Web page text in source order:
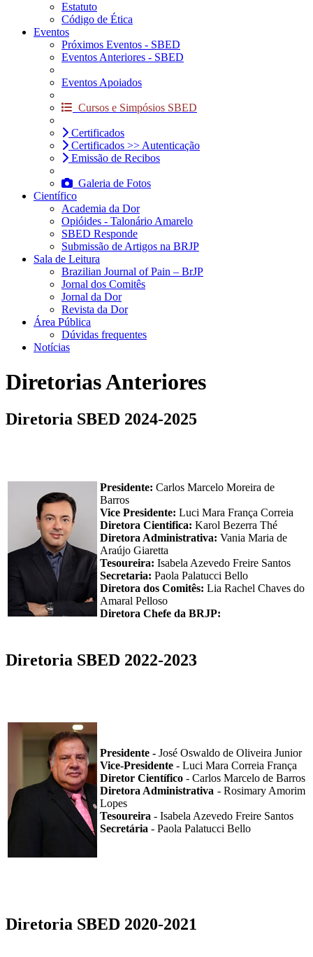
Estatuto
Código de Ética
Eventos
Próximos Eventos - SBED
Eventos Anteriores - SBED
Eventos Apoiados
Cursos e Simpósios SBED
Certificados
Certificados >> Autenticação
Emissão de Recibos
Galeria de Fotos
Científico
Academia da Dor
Opióides - Talonário Amarelo
SBED Responde
Submissão de Artigos na BRJP
Sala de Leitura
Brazilian Journal of Pain – BrJP
Jornal dos Comitês
Jornal da Dor
Revista da Dor
Área Pública
Dúvidas frequentes
Notícias
Diretorias Anteriores
Diretoria SBED 2024-2025
Presidente: Carlos Marcelo Moreira de
Barros
Vice Presidente: Luci Mara França Correia
Diretora Cientifica: Karol Bezerra Thé
Diretora Administrativa: Vania Maria de
Araújo Giaretta
Tesoureira: Isabela Azevedo Freire Santos
Secretaria: Paola Palatucci Bello
Diretora dos Comitês: Lia Rachel Chaves do
Amaral Pelloso
Diretora Chefe da BRJP:
Diretoria SBED 2022-2023
Presidente - José Oswaldo de Oliveira Junior
Vice-Presidente - Luci Mara Correia França
Diretor Científico - Carlos Marcelo de Barros
Diretora Administrativa - Rosimary Amorim
Lopes
Tesoureira - Isabela Azevedo Freire Santos
Secretária - Paola Palatucci Bello
Diretoria SBED 2020-2021